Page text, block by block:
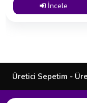
İncele
Üretici Sepetim -